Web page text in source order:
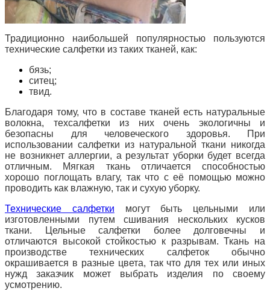
Традиционно наибольшей популярностью пользуются
технические салфетки из таких тканей, как:
бязь;
ситец;
твид.
Благодаря тому, что в составе тканей есть натуральные
волокна, техсалфетки из них очень экологичны и
безопасны для человеческого здоровья. При
использовании салфетки из натуральной ткани никогда
не возникнет аллергии, а результат уборки будет всегда
отличным. Мягкая ткань отличается способностью
хорошо поглощать влагу, так что с её помощью можно
проводить как влажную, так и сухую уборку.
Технические салфетки могут быть цельными или
изготовленными путем сшивания нескольких кусков
ткани. Цельные салфетки более долговечны и
отличаются высокой стойкостью к разрывам. Ткань на
производстве технических салфеток обычно
окрашивается в разные цвета, так что для тех или иных
нужд заказчик может выбрать изделия по своему
усмотрению.